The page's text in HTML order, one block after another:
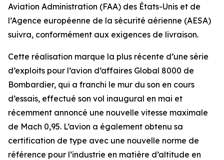
Aviation Administration (FAA) des États-Unis et de
l’Agence européenne de la sécurité aérienne (AESA)
suivra, conformément aux exigences de livraison.
Cette réalisation marque la plus récente d’une série
d’exploits pour l’avion d’affaires Global 8000 de
Bombardier, qui a franchi le mur du son en cours
d’essais, effectué son vol inaugural en mai et
récemment annoncé une nouvelle vitesse maximale
de Mach 0,95. L’avion a également obtenu sa
certification de type avec une nouvelle norme de
référence pour l’industrie en matière d’altitude en